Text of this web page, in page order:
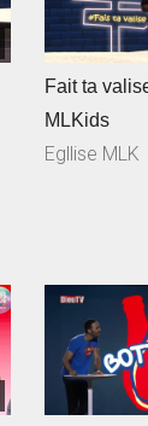
Fait ta
MLKids
Egllise MLK